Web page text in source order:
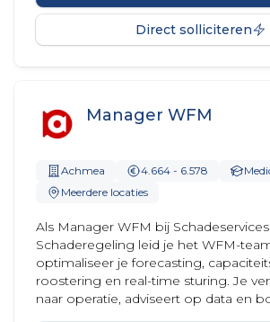
Direct solliciteren
Manager WFM
Achmea 4.664 - 6.578
Meerdere locaties
Als Manager WFM bij
Schaderegeling leid je het WFM-
optimaliseer je forecasting,
roostering en real-time sturing. Je
naar operatie, adviseert op data en